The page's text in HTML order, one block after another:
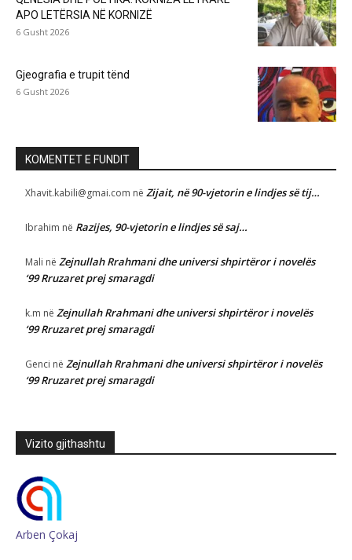
APO LETËRSIA NË KORNIZË
6 Gusht 2026
Gjeografia e trupit tënd
6 Gusht 2026
KOMENTET E FUNDIT
Xhavit.kabili@gmai.com në Zijait, në 90-vjetorin e lindjes së tij…
Ibrahim në Razijes, 90-vjetorin e lindjes së saj…
Mali në Zejnullah Rrahmani dhe universi shpirtëror i novelës
‘99 Rruzaret prej smaragdi
k.m në Zejnullah Rrahmani dhe universi shpirtëror i novelës
‘99 Rruzaret prej smaragdi
Genci në Zejnullah Rrahmani dhe universi shpirtëror i novelës
‘99 Rruzaret prej smaragdi
Vizito gjithashtu
Arben Çokaj